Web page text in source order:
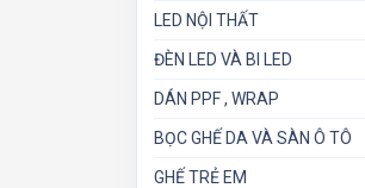
LED NỘI THẤT
ĐÈN LED VÀ BI LED
DÁN PPF , WRAP
BỌC GHẾ DA VÀ SÀN Ô TÔ
GHẾ TRẺ EM